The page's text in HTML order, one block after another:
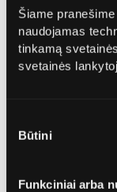
Šiame
naudojamas
tinkamą
svetainės
pasirinkimas
Būtini
Funkciniai arba
Skaitykite
Kitos